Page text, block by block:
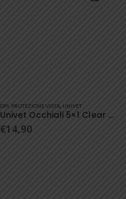
DPI PROTEZIONE VISTA UNIVET
Univet Occhiali 5×1 Clear Plus
€14,90